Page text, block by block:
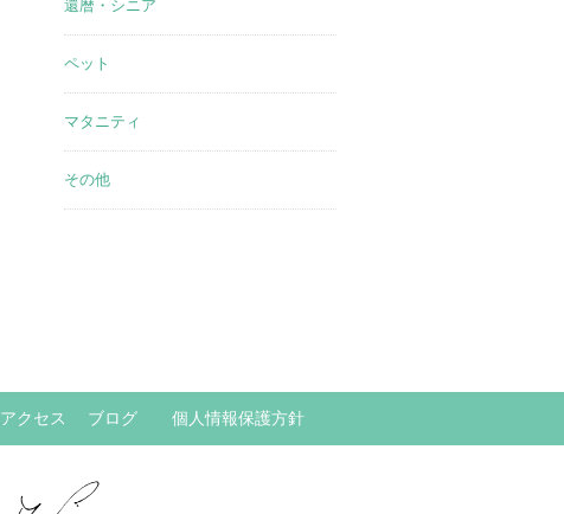
還暦・シニア
ペット
マタニティ
その他
アクセス ブログ 個人情報保護方針